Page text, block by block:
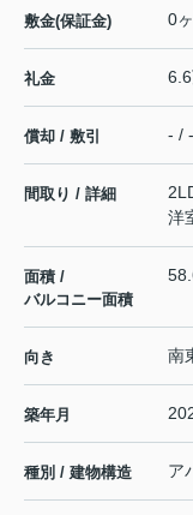
敷金(保証金) 0
礼金
償却 / 敷引 - / -
間取り / 詳細
洋
面積 /
バルコニー面積
向き 南
築年月
種別 / 建物構造 ア